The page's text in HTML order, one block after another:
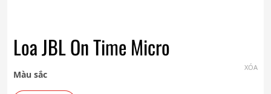
Loa JBL On Time Micro
Màu sắc
XÓA